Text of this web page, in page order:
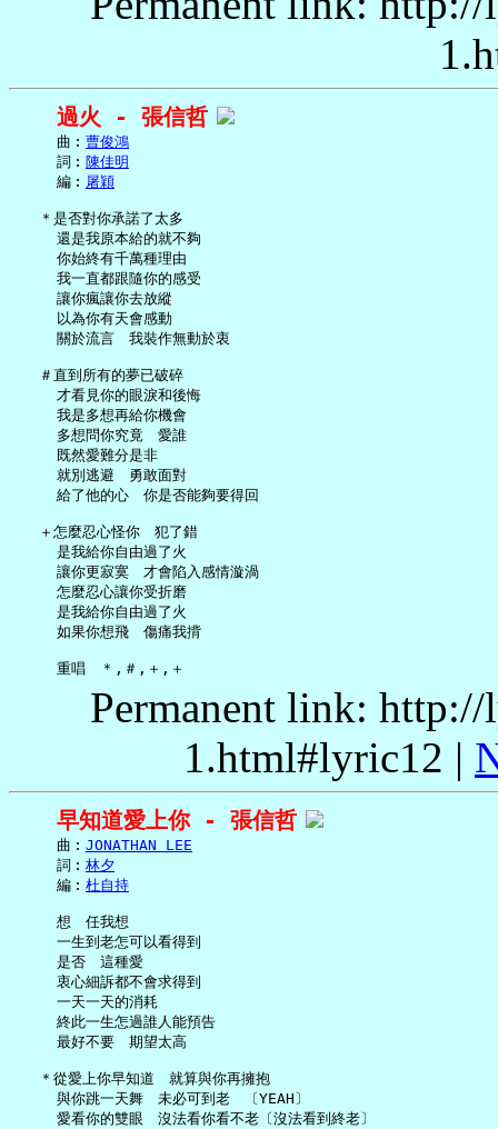
過火 - 張信哲
     曲︰
曹俊鴻
     詞︰
陳佳明
     編︰
屠穎
   ＊是否對你承諾了太多
     還是我原本給的就不夠
     你始終有千萬種理由
     我一直都跟隨你的感受
     讓你瘋讓你去放縱
     以為你有天會感動
     關於流言　我裝作無動於衷
   ＃直到所有的夢已破碎
     才看見你的眼淚和後悔
     我是多想再給你機會
     多想問你究竟　愛誰
     既然愛難分是非
     就別逃避　勇敢面對
     給了他的心　你是否能夠要得回
   ＋怎麼忍心怪你　犯了錯
     是我給你自由過了火
     讓你更寂寞　才會陷入感情漩渦
     怎麼忍心讓你受折磨
     是我給你自由過了火
     如果你想飛　傷痛我揹
Permanent link:
1.html#lyric12 |
早知道愛上你 - 張信哲
     曲︰
JONATHAN LEE
     詞︰
林夕
     編︰
杜自持
     想　任我想
     一生到老怎可以看得到
     是否　這種愛
     衷心細訴都不會求得到
     一天一天的消耗
     終此一生怎過誰人能預告
     最好不要　期望太高
   ＊從愛上你早知道　就算與你再擁抱
     與你跳一天舞　未必可到老　〔YEAH〕
     愛看你的雙眼　沒法看你看不老〔沒法看到終老〕